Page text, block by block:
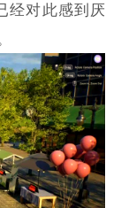
经对此感到厌